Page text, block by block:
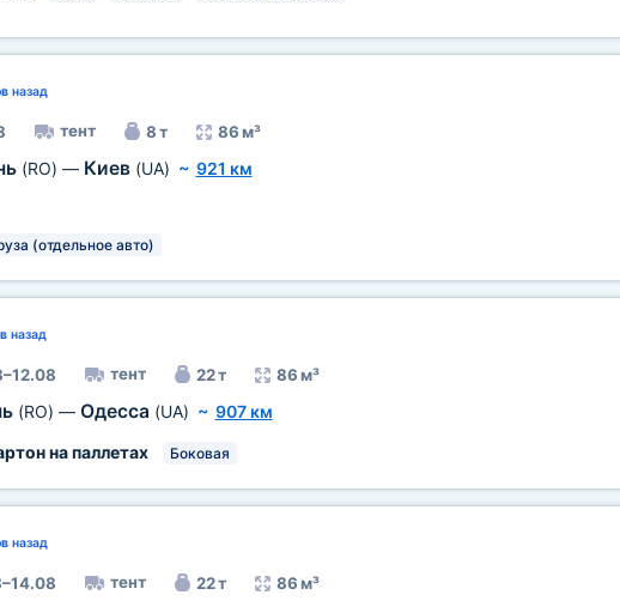
назад
тент 8 т 86 м³
(RO) — Киев (UA) ~ 921 км
(отдельное авто)
назад
тент 22 т 86 м³
(RO) — Одесса (UA) ~ 907 км
на паллетах
Боковая
назад
тент 22 т 86 м³